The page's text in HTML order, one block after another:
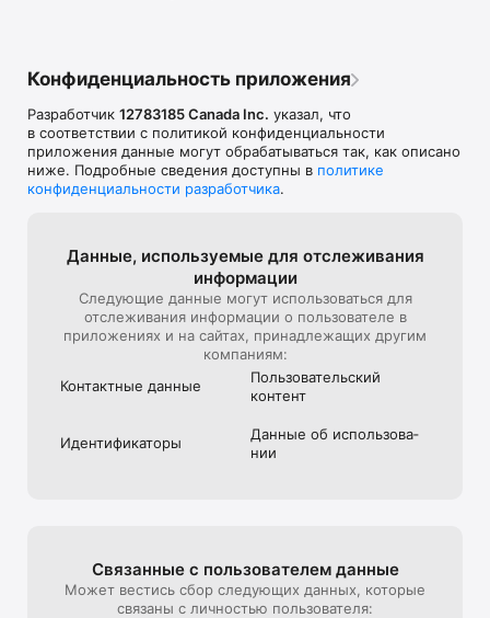
Конфиденциальность приложения
Разработчик 12783185 Canada Inc. указал, что
в соответствии с политикой конфиденциальности
приложения данные могут обрабатываться так, как описано
ниже. Подробные сведения доступны в политике
конфиденциальности разработчика.
Данные, используе­мые для отслежи­вания
информации
Следующие данные могут использоваться для
отслеживания информации о пользователе в
приложениях и на сайтах, принадлежащих другим
компаниям:
Контактные данные
Пользова­тель­ский
контент
Идентифика­торы
Данные об использова­
нии
Связанные с пользова­телем данные
Может вестись сбор следующих данных, которые
связаны с личностью пользователя: